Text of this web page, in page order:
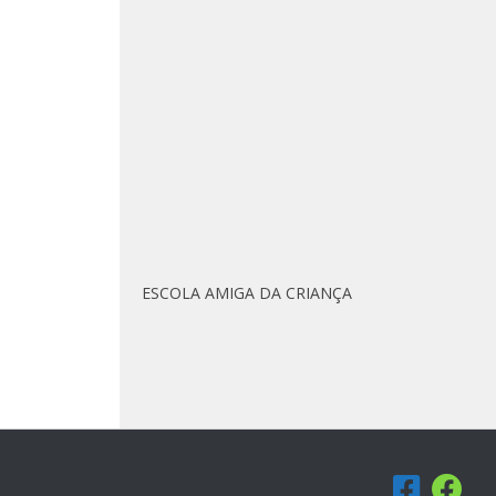
ESCOLA AMIGA DA CRIANÇA